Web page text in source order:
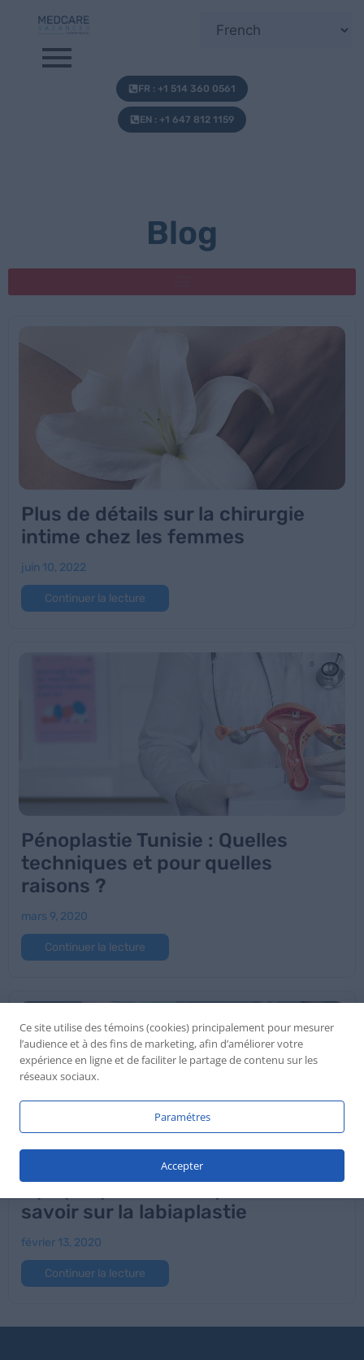
FR : +1 514 360 0561
EN : +1 647 812 1159
Blog
Plus de détails sur la chirurgie
intime chez les femmes
juin 10, 2022
Continuer la lecture
Pénoplastie Tunisie : Quelles
techniques et pour quelles
raisons ?
mars 9, 2020
Continuer la lecture
Nymphoplastie : Ce qu’il faut
savoir sur la labiaplastie
février 13, 2020
Continuer la lecture
Ce site utilise des témoins (cookies) principalement pour mesurer
l’audience et à des fins de marketing, afin d’améliorer votre
expérience en ligne et de faciliter le partage de contenu sur les
réseaux sociaux.
Paramétres
Accepter